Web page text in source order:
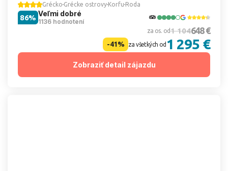
Grécko Grécke ostrovy Korfu Roda
Veľmi dobré
1136 hodnotení
86%
za os. od1 104648 €
-41% za všetkých od 1 295 €
Zobraziť detail zájazdu